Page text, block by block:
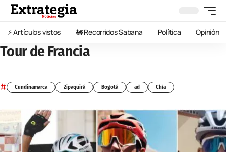
⚡️ Artículos vistos 🚂 Recorridos Sabana Política Opinión
Tour de Francia
# Cundinamarca Zipaquirá Bogotá ad Chía